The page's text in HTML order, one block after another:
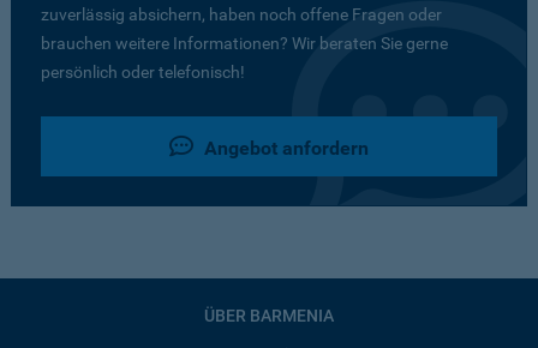
zuverlässig absichern, haben noch offene Fragen oder
brauchen weitere Informationen? Wir beraten Sie gerne
persönlich oder telefonisch!
Angebot anfordern
ÜBER BARMENIA